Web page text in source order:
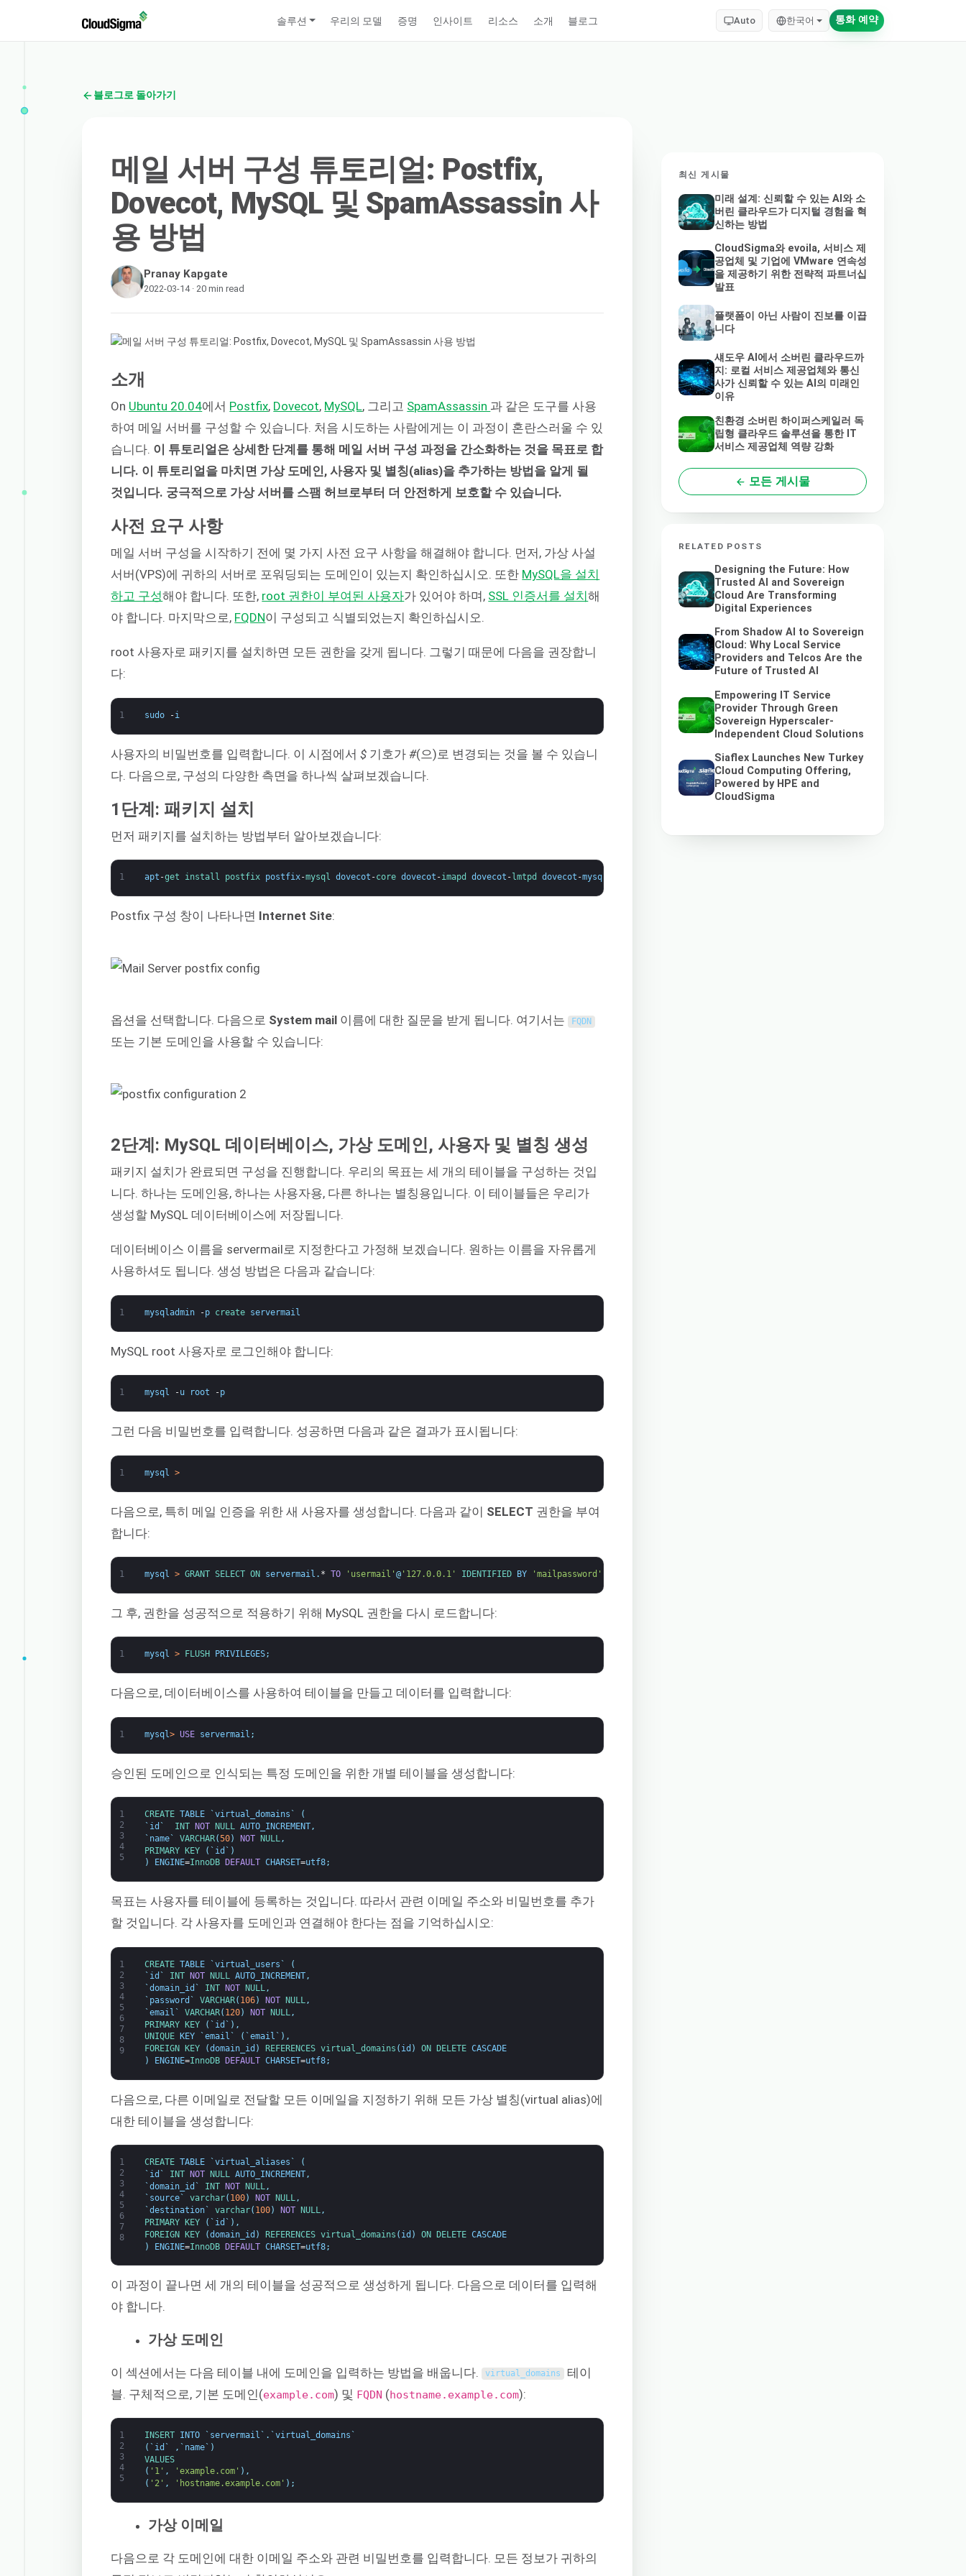
솔루션 우리의 모델 증명 인사이트 리소스 소개 블로그 Auto 한국어 통화 예약
블로그로 돌아가기
메일 서버 구성 튜토리얼: Postfix,
Dovecot, MySQL 및 SpamAssassin 사
용 방법
Pranay Kapgate
2022-03-14 · 20 min read
소개
On Ubuntu 20.04에서 Postfix, Dovecot, MySQL, 그리고 SpamAssassin 과 같은 도구를 사용
하여 메일 서버를 구성할 수 있습니다. 처음 시도하는 사람에게는 이 과정이 혼란스러울 수 있
습니다. 이 튜토리얼은 상세한 단계를 통해 메일 서버 구성 과정을 간소화하는 것을 목표로 합
니다. 이 튜토리얼을 마치면 가상 도메인, 사용자 및 별칭(alias)을 추가하는 방법을 알게 될
것입니다. 궁극적으로 가상 서버를 스팸 허브로부터 더 안전하게 보호할 수 있습니다.
사전 요구 사항
메일 서버 구성을 시작하기 전에 몇 가지 사전 요구 사항을 해결해야 합니다. 먼저, 가상 사설
서버(VPS)에 귀하의 서버로 포워딩되는 도메인이 있는지 확인하십시오. 또한 MySQL을 설치
하고 구성해야 합니다. 또한, root 권한이 부여된 사용자가 있어야 하며, SSL 인증서를 설치해
야 합니다. 마지막으로, FQDN이 구성되고 식별되었는지 확인하십시오.
root 사용자로 패키지를 설치하면 모든 권한을 갖게 됩니다. 그렇기 때문에 다음을 권장합니
다:
1 sudo -i
사용자의 비밀번호를 입력합니다. 이 시점에서$ 기호가#(으)로 변경되는 것을 볼 수 있습니
다. 다음으로, 구성의 다양한 측면을 하나씩 살펴보겠습니다.
1단계: 패키지 설치
먼저 패키지를 설치하는 방법부터 알아보겠습니다:
1 apt -get install postfix postfix-mysql dovecot -core dovecot -imapd dovecot - lmtpd dovecot -mysql
Postfix 구성 창이 나타나면 Internet Site:
옵션을 선택합니다. 다음으로 System mail 이름에 대한 질문을 받게 됩니다. 여기서는 FQDN
또는 기본 도메인을 사용할 수 있습니다:
2단계: MySQL 데이터베이스, 가상 도메인, 사용자 및 별칭 생성
패키지 설치가 완료되면 구성을 진행합니다. 우리의 목표는 세 개의 테이블을 구성하는 것입
니다. 하나는 도메인용, 하나는 사용자용, 다른 하나는 별칭용입니다. 이 테이블들은 우리가
생성할 MySQL 데이터베이스에 저장됩니다.
데이터베이스 이름을 servermail로 지정한다고 가정해 보겠습니다. 원하는 이름을 자유롭게
사용하셔도 됩니다. 생성 방법은 다음과 같습니다:
1 mysqladmin -p create servermail
MySQL root 사용자로 로그인해야 합니다:
1 mysql -u root -p
그런 다음 비밀번호를 입력합니다. 성공하면 다음과 같은 결과가 표시됩니다:
1 mysql >
다음으로, 특히 메일 인증을 위한 새 사용자를 생성합니다. 다음과 같이 SELECT 권한을 부여
합니다:
1 mysql > GRANT SELECT ON servermail . * TO 'usermail' @'127.0.0.1' IDENTIFIED BY 'mailpassword'
그 후, 권한을 성공적으로 적용하기 위해 MySQL 권한을 다시 로드합니다:
1 mysql > FLUSH PRIVILEGES;
다음으로, 데이터베이스를 사용하여 테이블을 만들고 데이터를 입력합니다:
1 mysql > USE servermail ;
승인된 도메인으로 인식되는 특정 도메인을 위한 개별 테이블을 생성합니다:
1
2
3
4
5
CREATE TABLE `virtual_domains `
(
` id ` INT NOT NULL AUTO_INCREMENT,
` name` VARCHAR(50) NOT NULL ,
PRIMARY KEY ( ` id ` )
)
ENGINE=InnoDB DEFAULT CHARSET=utf8;
목표는 사용자를 테이블에 등록하는 것입니다. 따라서 관련 이메일 주소와 비밀번호를 추가
할 것입니다. 각 사용자를 도메인과 연결해야 한다는 점을 기억하십시오:
1
2
3
4
5
6
7
8
9
CREATE TABLE `virtual_users `
(
` id ` INT NOT NULL AUTO_INCREMENT,
`domain_id ` INT NOT NULL,
` password ` VARCHAR( 106) NOT NULL,
`email ` VARCHAR( 120) NOT NULL ,
PRIMARY KEY ( ` id ` ) ,
UNIQUE
KEY `email ` ( `email ` ) ,
FOREIGN
KEY (domain_id ) REFERENCES virtual_domains ( id ) ON DELETE CASCADE
)
ENGINE=InnoDB DEFAULT CHARSET=utf8;
다음으로, 다른 이메일로 전달할 모든 이메일을 지정하기 위해 모든 가상 별칭(virtual alias)에
대한 테이블을 생성합니다:
1
2
3
4
5
6
7
8
CREATE TABLE `virtual_aliases `
(
` id ` INT NOT NULL AUTO_INCREMENT,
`domain_id ` INT NOT NULL ,
` source` varchar( 100) NOT NULL,
`destination` varchar( 100) NOT NULL,
PRIMARY
KEY ( ` id ` ) ,
FOREIGN KEY (domain_id ) REFERENCES virtual_domains ( id ) ON DELETE CASCADE
)
ENGINE=InnoDB DEFAULT CHARSET=utf8;
이 과정이 끝나면 세 개의 테이블을 성공적으로 생성하게 됩니다. 다음으로 데이터를 입력해
야 합니다.
가상 도메인
이 섹션에서는 다음 테이블 내에 도메인을 입력하는 방법을 배웁니다. virtual_domains 테이
블. 구체적으로, 기본 도메인(example.com) 및 FQDN (hostname.example.com):
1
2
3
4
5
INSERT INTO ` servermail ` . `virtual_domains `
( ` id ` , ` name` )
VALUES
( '1' , 'example.com' ) ,
( '2' , 'hostname.example.com' ) ;
가상 이메일
다음으로 각 도메인에 대한 이메일 주소와 관련 비밀번호를 입력합니다. 모든 정보가 귀하의
최신 게시물
미래 설계: 신뢰할 수 있는 AI와 소
버린 클라우드가 디지털 경험을 혁
신하는 방법
CloudSigma와 evoila, 서비스 제
공업체 및 기업에 VMware 연속성
을 제공하기 위한 전략적 파트너십
발표
플랫폼이 아닌 사람이 진보를 이끕
니다
섀도우 AI에서 소버린 클라우드까
지: 로컬 서비스 제공업체와 통신
사가 신뢰할 수 있는 AI의 미래인
이유
친환경 소버린 하이퍼스케일러 독
립형 클라우드 솔루션을 통한 IT
서비스 제공업체 역량 강화
모든 게시물
RELATED POSTS
Designing the Future: How
Trusted AI and Sovereign
Cloud Are Transforming
Digital Experiences
From Shadow AI to Sovereign
Cloud: Why Local Service
Providers and Telcos Are the
Future of Trusted AI
Empowering IT Service
Provider Through Green
Sovereign Hyperscaler-
Independent Cloud Solutions
Siaflex Launches New Turkey
Cloud Computing Offering,
Powered by HPE and
CloudSigma